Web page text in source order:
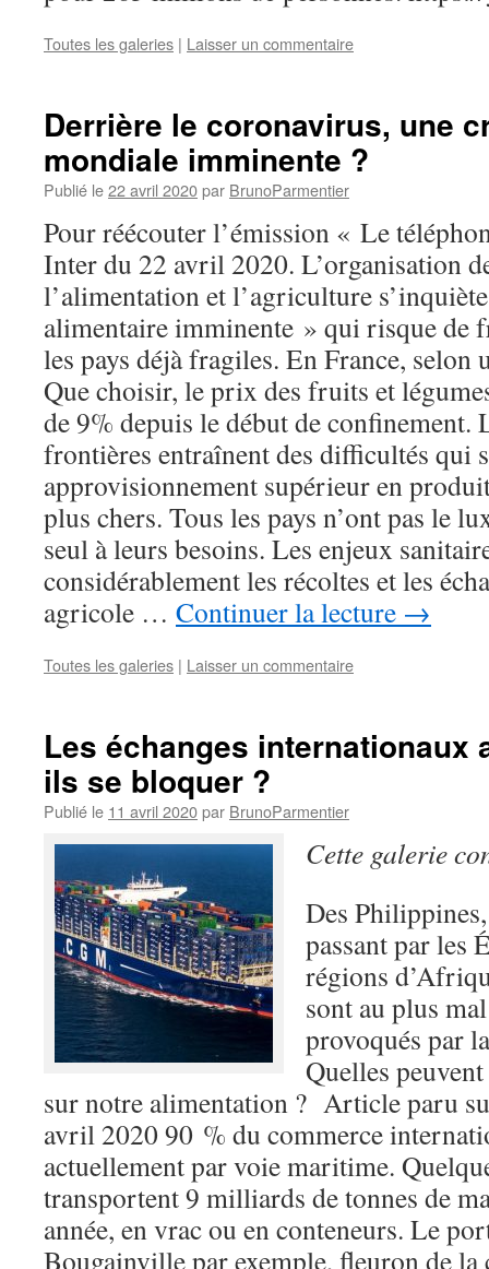
Toutes les galeries | Laisser un commentaire
Derrière le coronavirus, une
mondiale imminente ?
Publié le22 avril 2020par BrunoParmentier
Pour réécouter l’émission « Le
Inter du 22 avril 2020. L’organisation
l’alimentation et l’agriculture
alimentaire imminente » qui risque de
les pays déjà fragiles. En France, selon
Que choisir, le prix des fruits et
de 9% depuis le début de confinement.
frontières entraînent des difficultés qui
approvisionnement supérieur en
plus chers. Tous les pays n’ont pas le
seul à leurs besoins. Les enjeux
considérablement les récoltes et les
agricole … Continuer la lecture →
Toutes les galeries | Laisser un commentaire
Les échanges internationaux
ils se bloquer ?
Publié le 11 avril 2020par BrunoParmentier
Cette galerie
Des
passant par les
régions
sont au plus
provoqués par
Quelles
sur notre alimentation ? Article paru
avril 2020 90 % du commerce
actuellement par voie maritime.
transportent 9 milliards de tonnes de
année, en vrac ou en conteneurs. Le
Bougainville par exemple, fleuron de